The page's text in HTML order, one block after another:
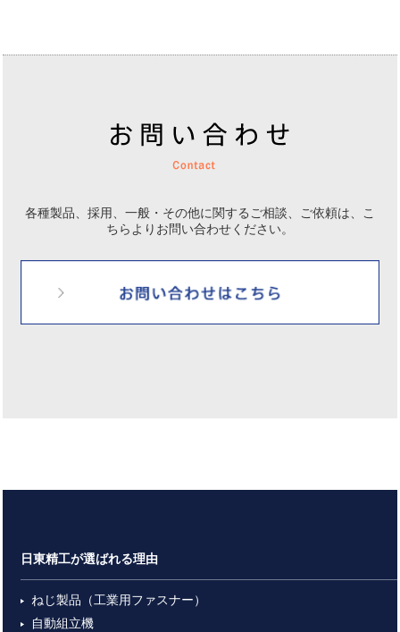
各種製品、採用、一般・その他に関するご相談、ご依頼は、
こ
ちらよりお問い合わせください。
日東精工が選ばれる理由
ねじ製品（工業用ファスナー）
自動組立機